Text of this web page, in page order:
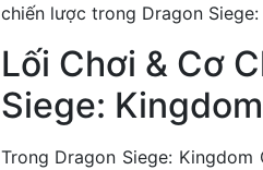
chiến lược trong Dragon
Lối Chơi & Cơ
Siege:
Trong Dragon Siege: